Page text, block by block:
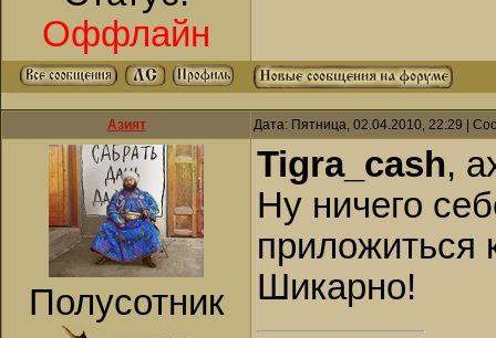
Оффлайн
Азият Дата: Пятница, 02.04.2010, 22:29 |
Полусотник
Tigra_cash,
Ну ничего
приложиться
Шикарно!